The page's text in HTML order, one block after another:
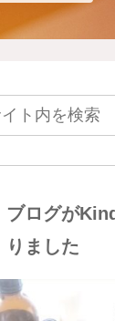
ブログが
りました